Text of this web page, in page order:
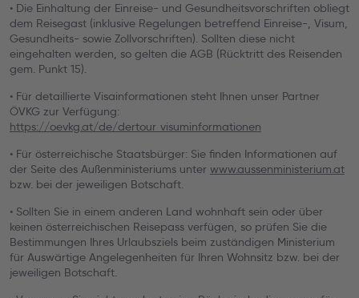
• Die Einhaltung der Einreise- und Gesundheitsvorschriften obliegt
dem Reisegast (inklusive Regelungen betreffend Einreise-, Visum,
Gesundheits- sowie Zollvorschriften). Sollten diese nicht
eingehalten werden, so gelten die AGB (Rücktritt des Reisenden
gem. Punkt 15).
• Für detaillierte Visainformationen steht Ihnen unser Partner
ÖVKG zur Verfügung:
https://oevkg.at/de/dertour_visuminformationen
• Für österreichische Staatsbürger: Sie finden Informationen auf
der Seite des Außenministeriums unter www.aussenministerium.at
bzw. bei der jeweiligen Botschaft.
• Sollten Sie in einem anderen Land wohnhaft sein oder über
keinen österreichischen Reisepass verfügen, so prüfen Sie die
Bestimmungen Ihres Urlaubsziels beim zuständigen Ministerium
für Auswärtige Angelegenheiten für Ihren Wohnsitz bzw. bei der
jeweiligen Botschaft.